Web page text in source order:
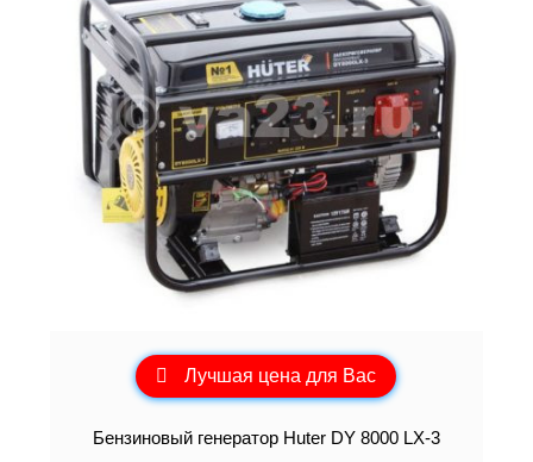
Лучшая цена для Вас
Бензиновый генератор Huter DY 8000 LX-3